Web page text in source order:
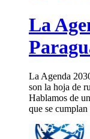
La
La Agenda
son la hoja de
Hablamos de
que se